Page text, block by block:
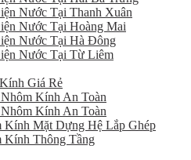
Nước Tại Thanh Xuân
Nước Tại Hoàng Mai
Nước Tại Hà Đông
Nước Tại Từ Liêm
Giá Rẻ
Kính An Toàn
Kính An Toàn
Kính Mặt Dựng Hệ Lắp Ghép
Kính Thông Tầng